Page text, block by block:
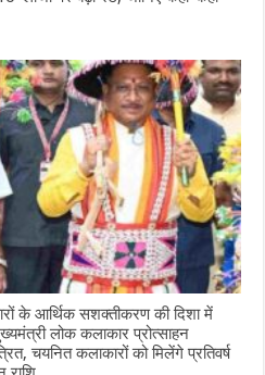
के आर्थिक सशक्तीकरण की दिशा में
लोक कलाकार प्रोत्साहन
चयनित कलाकारों को मिलेंगे प्रतिवर्ष